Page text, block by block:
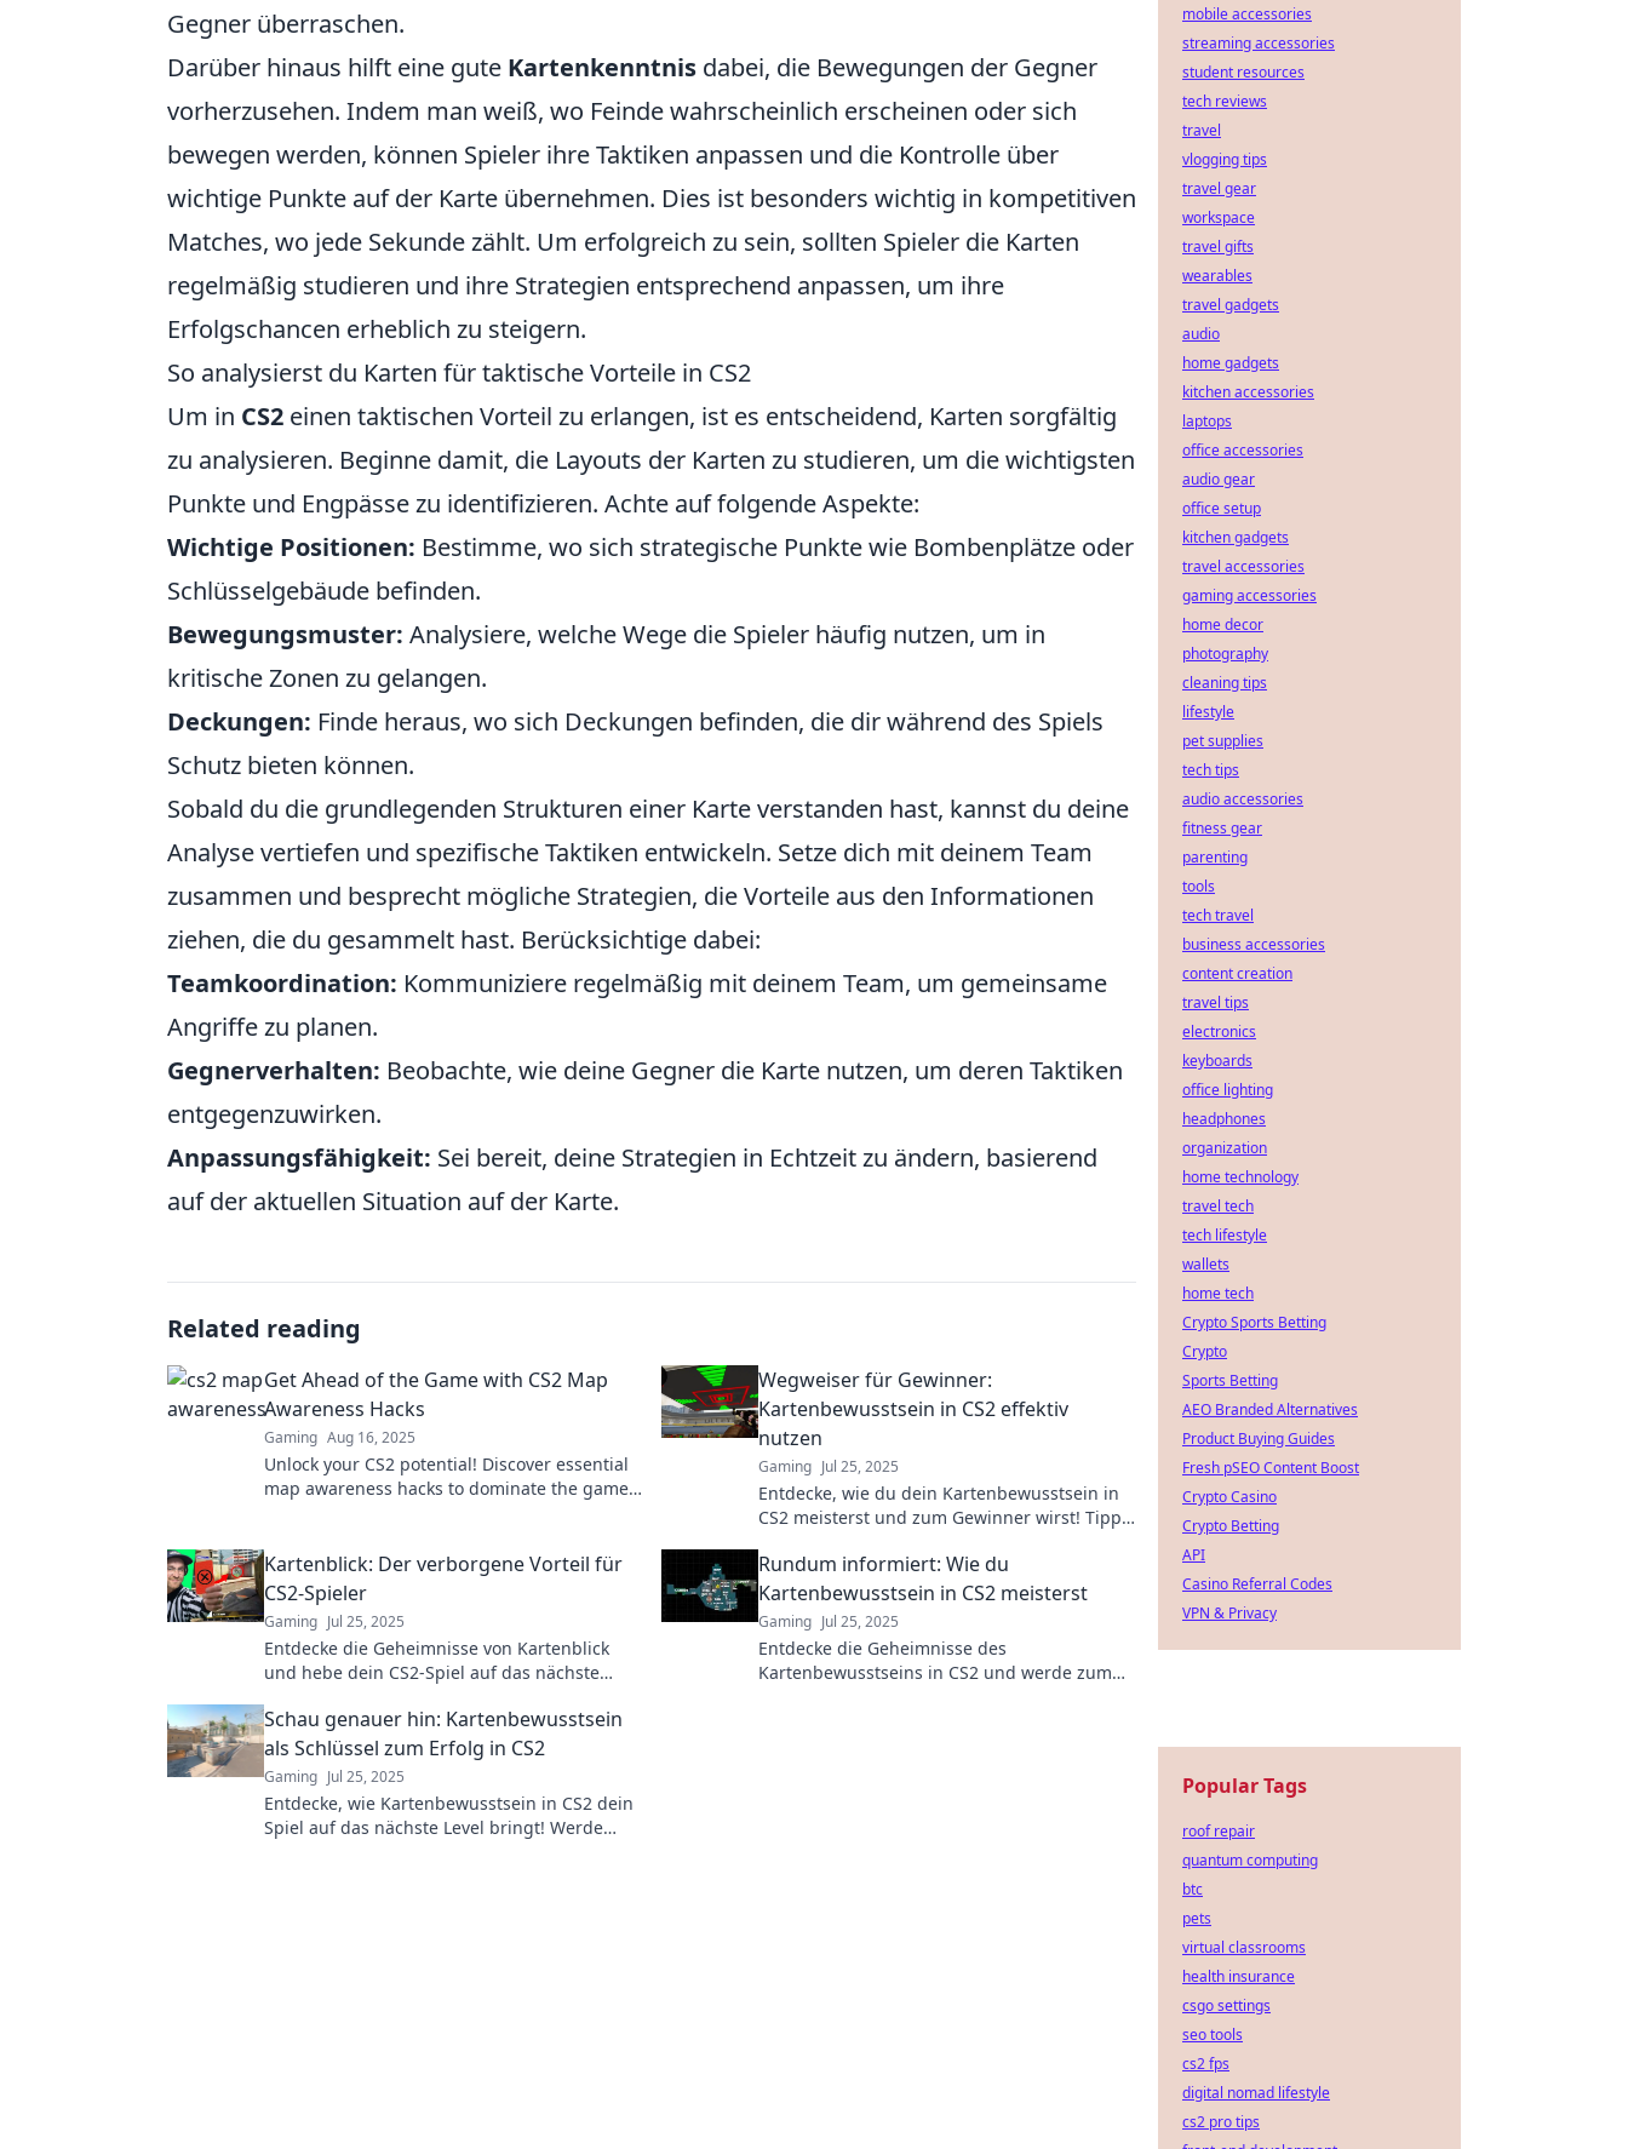
Gegner überraschen.
Darüber hinaus hilft eine gute Kartenkenntnis dabei, die Bewegungen der Gegner
vorherzusehen. Indem man weiß, wo Feinde wahrscheinlich erscheinen oder sich
bewegen werden, können Spieler ihre Taktiken anpassen und die Kontrolle über
wichtige Punkte auf der Karte übernehmen. Dies ist besonders wichtig in kompetitiven
Matches, wo jede Sekunde zählt. Um erfolgreich zu sein, sollten Spieler die Karten
regelmäßig studieren und ihre Strategien entsprechend anpassen, um ihre
Erfolgschancen erheblich zu steigern.
So analysierst du Karten für taktische Vorteile in CS2
Um in CS2 einen taktischen Vorteil zu erlangen, ist es entscheidend, Karten sorgfältig
zu analysieren. Beginne damit, die Layouts der Karten zu studieren, um die wichtigsten
Punkte und Engpässe zu identifizieren. Achte auf folgende Aspekte:
Wichtige Positionen: Bestimme, wo sich strategische Punkte wie Bombenplätze oder
Schlüsselgebäude befinden.
Bewegungsmuster: Analysiere, welche Wege die Spieler häufig nutzen, um in
kritische Zonen zu gelangen.
Deckungen: Finde heraus, wo sich Deckungen befinden, die dir während des Spiels
Schutz bieten können.
Sobald du die grundlegenden Strukturen einer Karte verstanden hast, kannst du deine
Analyse vertiefen und spezifische Taktiken entwickeln. Setze dich mit deinem Team
zusammen und besprecht mögliche Strategien, die Vorteile aus den Informationen
ziehen, die du gesammelt hast. Berücksichtige dabei:
Teamkoordination: Kommuniziere regelmäßig mit deinem Team, um gemeinsame
Angriffe zu planen.
Gegnerverhalten: Beobachte, wie deine Gegner die Karte nutzen, um deren Taktiken
entgegenzuwirken.
Anpassungsfähigkeit: Sei bereit, deine Strategien in Echtzeit zu ändern, basierend
auf der aktuellen Situation auf der Karte.
Related reading
Get Ahead of the Game with CS2 Map
Awareness Hacks
Gaming Aug 16, 2025
Unlock your CS2 potential! Discover essential
map awareness hacks to dominate the game
Wegweiser für Gewinner:
Kartenbewusstsein in CS2 effektiv
nutzen
Gaming Jul 25, 2025
Entdecke, wie du dein Kartenbewusstsein in
CS2 meisterst und zum Gewinner wirst! Tipps,
Kartenblick: Der verborgene Vorteil für
CS2-Spieler
Gaming Jul 25, 2025
Entdecke die Geheimnisse von Kartenblick
und hebe dein CS2-Spiel auf das nächste
Rundum informiert: Wie du
Kartenbewusstsein in CS2 meisterst
Gaming Jul 25, 2025
Entdecke die Geheimnisse des
Kartenbewusstseins in CS2 und werde zum
Schau genauer hin: Kartenbewusstsein
als Schlüssel zum Erfolg in CS2
Gaming Jul 25, 2025
Entdecke, wie Kartenbewusstsein in CS2 dein
Spiel auf das nächste Level bringt! Werde
mobile accessories
streaming accessories
student resources
tech reviews
travel
vlogging tips
travel gear
workspace
travel gifts
wearables
travel gadgets
audio
home gadgets
kitchen accessories
laptops
office accessories
audio gear
office setup
kitchen gadgets
travel accessories
gaming accessories
home decor
photography
cleaning tips
lifestyle
pet supplies
tech tips
audio accessories
fitness gear
parenting
tools
tech travel
business accessories
content creation
travel tips
electronics
keyboards
office lighting
headphones
organization
home technology
travel tech
tech lifestyle
wallets
home tech
Crypto Sports Betting
Crypto
Sports Betting
AEO Branded Alternatives
Product Buying Guides
Fresh pSEO Content Boost
Crypto Casino
Crypto Betting
API
Casino Referral Codes
VPN & Privacy
Popular Tags
roof repair
quantum computing
btc
pets
virtual classrooms
health insurance
csgo settings
seo tools
cs2 fps
digital nomad lifestyle
cs2 pro tips